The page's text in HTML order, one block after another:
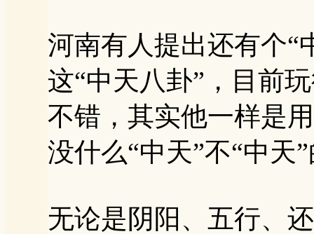
河南有人提出还有个“
这“中天八卦”，目前
不错，其实他一样是
没什么“中天”不“中天
无论是阴阳、五行、